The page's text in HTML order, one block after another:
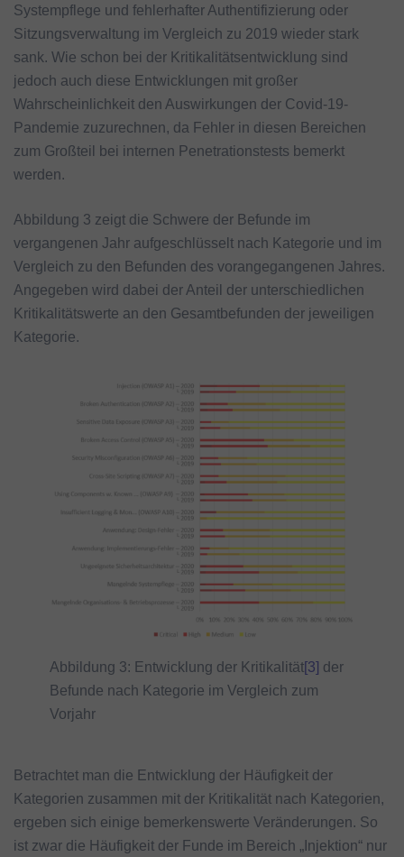
Systempflege und fehlerhafter Authentifizierung oder
Sitzungsverwaltung im Vergleich zu 2019 wieder stark
sank. Wie schon bei der Kritikalitätsentwicklung sind
jedoch auch diese Entwicklungen mit großer
Wahrscheinlichkeit den Auswirkungen der Covid-19-
Pandemie zuzurechnen, da Fehler in diesen Bereichen
zum Großteil bei internen Penetrationstests bemerkt
werden.
Abbildung 3 zeigt die Schwere der Befunde im
vergangenen Jahr aufgeschlüsselt nach Kategorie und im
Vergleich zu den Befunden des vorangegangenen Jahres.
Angegeben wird dabei der Anteil der unterschiedlichen
Kritikalitätswerte an den Gesamtbefunden der jeweiligen
Kategorie.
Abbildung 3: Entwicklung der Kritikalität[3] der
Befunde nach Kategorie im Vergleich zum
Vorjahr
Betrachtet man die Entwicklung der Häufigkeit der
Kategorien zusammen mit der Kritikalität nach Kategorien,
ergeben sich einige bemerkenswerte Veränderungen. So
ist zwar die Häufigkeit der Funde im Bereich „Injektion“ nur